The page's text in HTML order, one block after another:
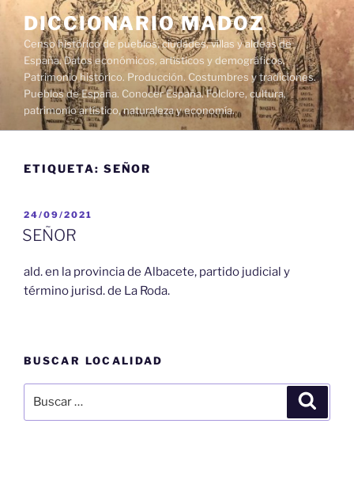
contenido
DICCIONARIO MADOZ
Censo histórico de pueblos, ciudades, villas y aldeas de
España. Datos económicos, artísticos y demográficos.
Patrimonio histórico. Producción. Costumbres y tradiciones.
Pueblos de España. Conocer España. Folclore, cultura,
patrimonio artístico, naturaleza y economía.
ETIQUETA: SEÑOR
PUBLICADO
EL
24/09/2021
SEÑOR
ald. en la provincia de Albacete, partido judicial y
término jurisd. de La Roda.
BUSCAR LOCALIDAD
por: